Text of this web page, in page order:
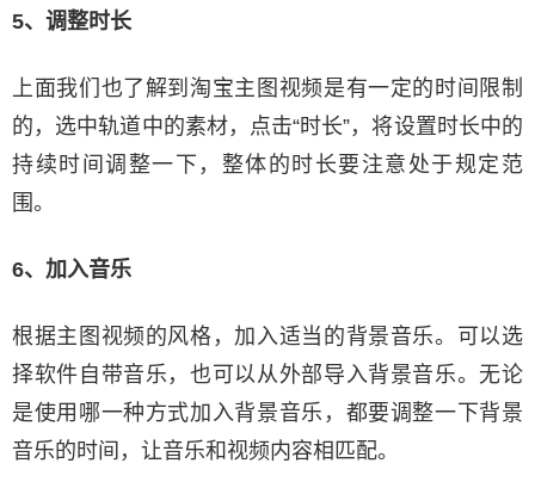
5、调整时长
上面我们也了解到淘宝主图视频是有一定的时间限制
的，选中轨道中的素材，点击“时长”，将设置时长中的
持续时间调整一下，整体的时长要注意处于规定范
围。
6、加入音乐
根据主图视频的风格，加入适当的背景音乐。可以选
择软件自带音乐，也可以从外部导入背景音乐。无论
是使用哪一种方式加入背景音乐，都要调整一下背景
音乐的时间，让音乐和视频内容相匹配。